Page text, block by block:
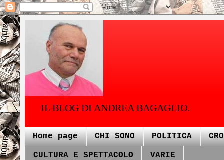
IL BLOG DI ANDREA BAGAGLIO.
Home page CHI SONO POLITICA
CULTURA E SPETTACOLO VARIE